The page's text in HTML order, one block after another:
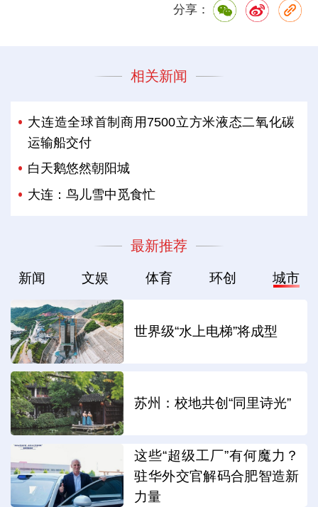
分享：
相关新闻
大连造全球首制商用7500立方米液态二氧化碳
运输船交付
白天鹅悠然朝阳城
大连：鸟儿雪中觅食忙
最新推荐
新闻 文娱 体育 环创 城市
世界级“水上电梯”将成型
苏州：校地共创“同里诗光”
这些“超级工厂”有何魔力？
驻华外交官解码合肥智造新
力量